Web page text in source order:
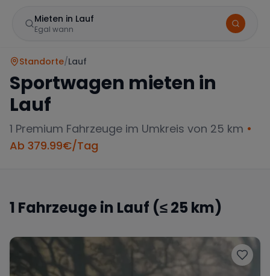
Mieten in Lauf
Egal wann
Standorte/Lauf
Sportwagen mieten in
Lauf
1 Premium Fahrzeuge im Umkreis von 25 km •
Ab 379.99€/Tag
1 Fahrzeuge in Lauf (≤ 25 km)